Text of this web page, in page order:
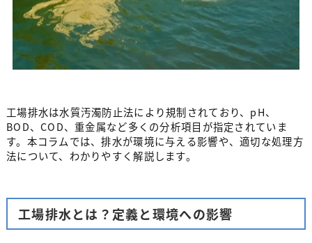
工場排水は水質汚濁防止法により規制されており、pH、
BOD、COD、重金属など多くの分析項目が指定されていま
す。本コラムでは、排水が環境に与える影響や、適切な処理方
法について、わかりやすく解説します。
工場排水とは？定義と環境への影響